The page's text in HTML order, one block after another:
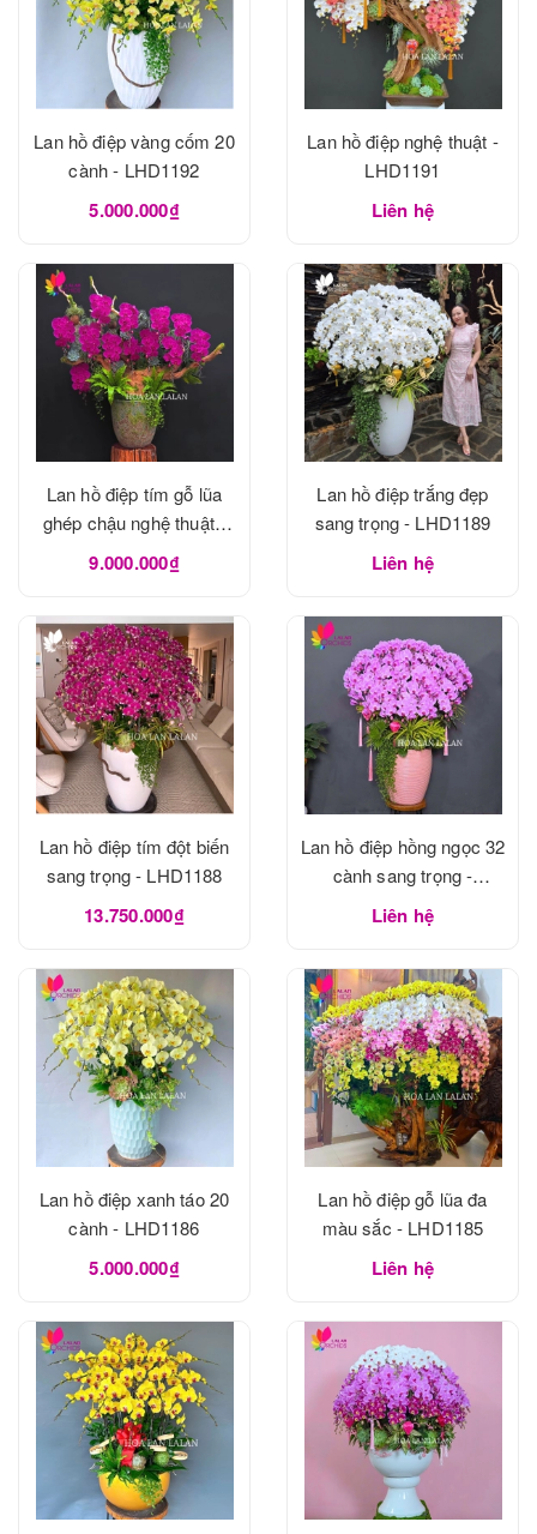
Lan hồ điệp vàng cốm 20
cành - LHD1192
5.000.000₫
Lan hồ điệp nghệ thuật -
LHD1191
Liên hệ
Lan hồ điệp tím gỗ lũa
ghép chậu nghệ thuật -
LHD1190
9.000.000₫
Lan hồ điệp trắng đẹp
sang trọng - LHD1189
Liên hệ
Lan hồ điệp tím đột biến
sang trọng - LHD1188
13.750.000₫
Lan hồ điệp hồng ngọc 32
cành sang trọng -
LHD1188
Liên hệ
Lan hồ điệp xanh táo 20
cành - LHD1186
5.000.000₫
Lan hồ điệp gỗ lũa đa
màu sắc - LHD1185
Liên hệ